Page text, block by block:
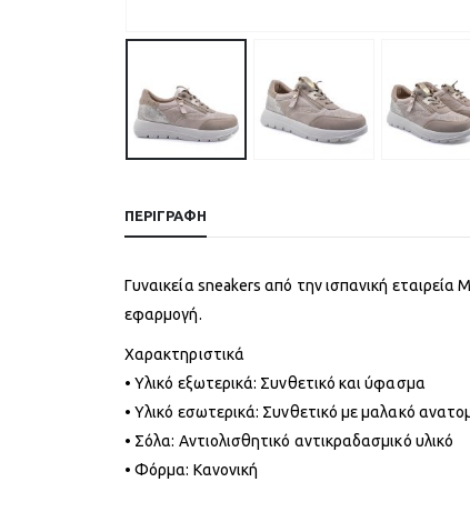
ΠΕΡΙΓΡΑΦΉ
Γυναικεία sneakers από την ισπανική
εφαρμογή.
Χαρακτηριστικά
• Υλικό εξωτερικά: Συνθετικό και ύφασμα
• Υλικό εσωτερικά: Συνθετικό με μαλακό
• Σόλα: Αντιολισθητικό αντικραδασμικό υλικό
• Φόρμα: Κανονική